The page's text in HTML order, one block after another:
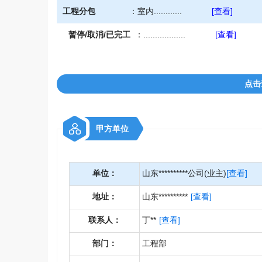
工程分包 ： 室内............ [查看]
暂停/取消/已完工 ： [查看]
点
甲方单位
单位： 山东**********公司(业主)[查看]
地址： 山东********** [查看]
联系人： 丁** [查看]
部门： 工程部